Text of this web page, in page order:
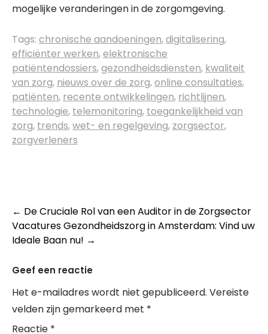
mogelijke veranderingen in de zorgomgeving.
Tags: chronische aandoeningen,digitalisering,
efficiënter werken,elektronische
patiëntendossiers,gezondheidsdiensten, kwaliteit
van zorg, nieuws over de zorg,online consultaties,
patiënten, recente ontwikkelingen, richtlijnen,
technologie, telemonitoring, toegankelijkheid van
zorg, trends,wet- en regelgeving, zorgsector,
zorgverleners
Post
navigation
← De Cruciale Rol van een Auditor in de Zorgsector
Vacatures Gezondheidszorg in Amsterdam: Vind uw
Ideale Baan nu! →
Geef een reactie
Het e-mailadres wordt niet gepubliceerd. Vereiste
velden zijn gemarkeerd met *
Reactie *